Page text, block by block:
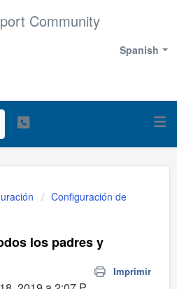
Community
Spanish
Configuración de
los padres y
Imprimir